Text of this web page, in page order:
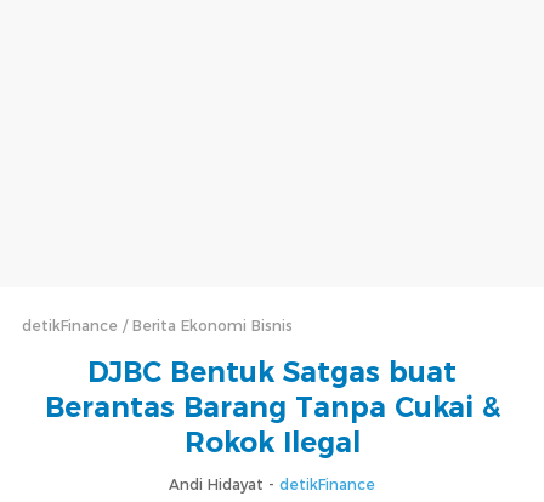
detikFinance Berita Ekonomi Bisnis
DJBC Bentuk Satgas buat
Berantas Barang Tanpa Cukai &
Rokok Ilegal
Andi Hidayat - detikFinance